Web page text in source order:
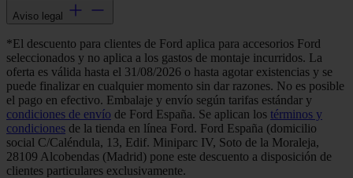
Aviso legal
*El descuento para clientes de Ford aplica para accesorios Ford
seleccionados y no aplica a los gastos de montaje incurridos. La
oferta es válida hasta el 31/08/2026 o hasta agotar existencias y se
puede finalizar en cualquier momento sin dar razones. No es posible
el pago en efectivo. Embalaje y envío según tarifas estándar y
condiciones de envío de Ford España. Se aplican los términos y
condiciones de la tienda en línea Ford. Ford España (domicilio
social C/Caléndula, 13, Edif. Miniparc IV, Soto de la Moraleja,
28109 Alcobendas (Madrid) pone este descuento a disposición de
clientes particulares exclusivamente.